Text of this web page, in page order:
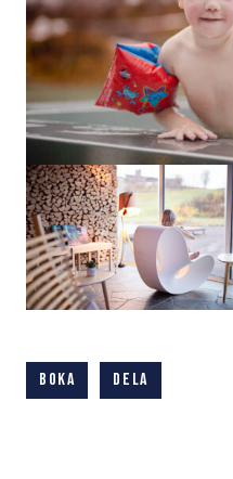
SV
Boka Dela